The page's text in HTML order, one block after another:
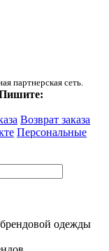
партнерская сеть.
Возврат заказа
Персональные
одежды